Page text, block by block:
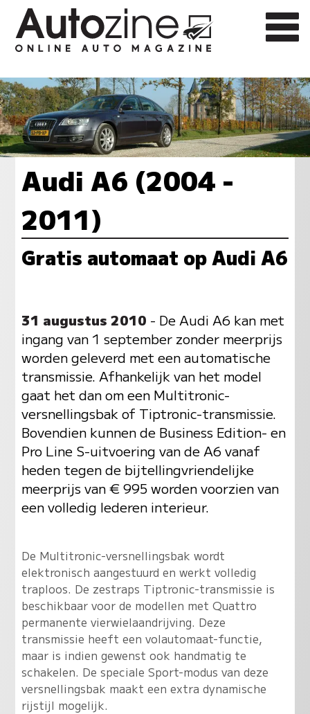
Audi A6 (2004 -
2011)
Gratis automaat op Audi A6
31 augustus 2010 - De Audi A6 kan met
ingang van 1 september zonder meerprijs
worden geleverd met een automatische
transmissie. Afhankelijk van het model
gaat het dan om een Multitronic-
versnellingsbak of Tiptronic-transmissie.
Bovendien kunnen de Business Edition- en
Pro Line S-uitvoering van de A6 vanaf
heden tegen de bijtellingvriendelijke
meerprijs van € 995 worden voorzien van
een volledig lederen interieur.
De Multitronic-versnellingsbak wordt
elektronisch aangestuurd en werkt volledig
traploos. De zestraps Tiptronic-transmissie is
beschikbaar voor de modellen met Quattro
permanente vierwielaandrijving. Deze
transmissie heeft een volautomaat-functie,
maar is indien gewenst ook handmatig te
schakelen. De speciale Sport-modus van deze
versnellingsbak maakt een extra dynamische
rijstijl mogelijk.